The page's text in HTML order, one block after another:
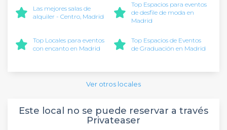
Las mejores salas de
alquiler - Centro, Madrid
Top Espacios para eventos
de desfile de moda en
Madrid
Top Locales para eventos
con encanto en Madrid
Top Espacios de Eventos
de Graduación en Madrid
Ver otros locales
Este local no se puede reservar a través
Privateaser